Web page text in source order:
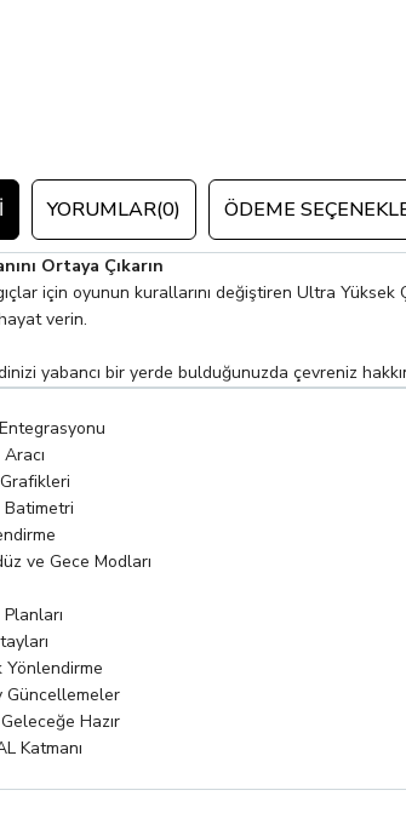
YORUMLAR(0) ÖDEME
Ortaya Çıkarın
için oyunun kurallarını değiştiren Ultra
verin.
yabancı bir yerde bulduğunuzda çevreniz
ve Gece Modları
Güncellemeler
Hazır
Katmanı